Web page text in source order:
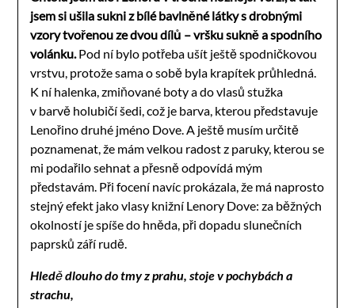
jsem si ušila sukni z bílé bavlněné látky s drobnými
vzory tvořenou ze dvou dílů – vršku sukně a spodního
volánku. Pod ní bylo potřeba ušít ještě spodničkovou
vrstvu, protože sama o sobě byla krapítek průhledná.
K ní halenka, zmiňované boty a do vlasů stužka
v barvě holubičí šedi, což je barva, kterou představuje
Lenořino druhé jméno Dove. A ještě musím určitě
poznamenat, že mám velkou radost z paruky, kterou se
mi podařilo sehnat a přesně odpovídá mým
představám. Při focení navíc prokázala, že má naprosto
stejný efekt jako vlasy knižní Lenory Dove: za běžných
okolností je spíše do hněda, při dopadu slunečních
paprsků září rudě.
Hledě dlouho do tmy z prahu, stoje v pochybách a
strachu,